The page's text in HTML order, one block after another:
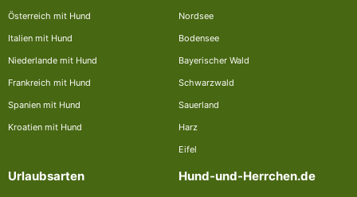
Österreich mit Hund
Italien mit Hund
Niederlande mit Hund
Frankreich mit Hund
Spanien mit Hund
Kroatien mit Hund
Nordsee
Bodensee
Bayerischer Wald
Schwarzwald
Sauerland
Harz
Eifel
Urlaubsarten Hund-und-Herrchen.de